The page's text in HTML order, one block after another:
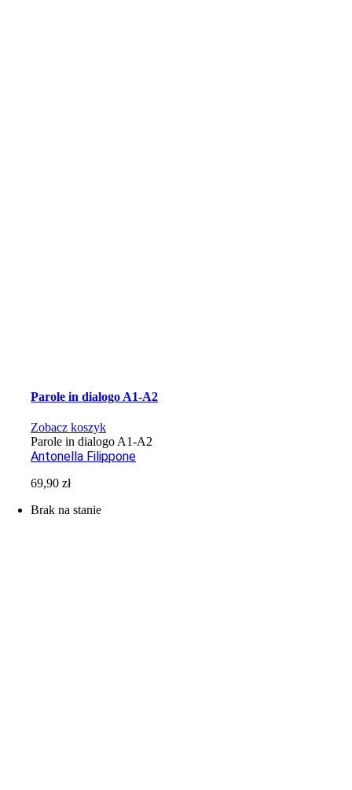
Parole in dialogo A1-A2
Zobacz koszyk
Parole in dialogo A1-A2
Antonella Filippone
69,90zł
Brak na stanie